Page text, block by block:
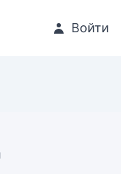
Войти